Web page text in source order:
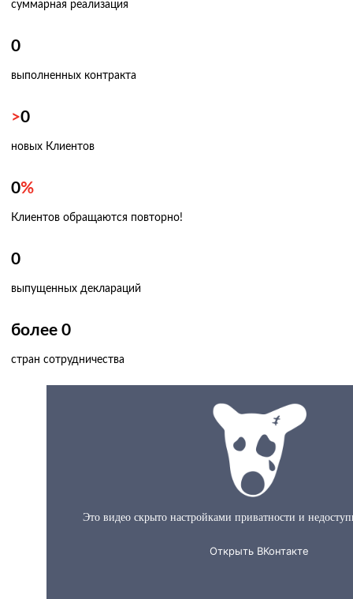
суммарная реализация
0
выполненных контракта
>0
новых Клиентов
0%
Клиентов обращаются повторно!
0
выпущенных деклараций
более 0
стран сотрудничества